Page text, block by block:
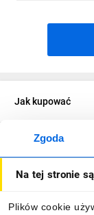
Zgoda
Na tej stronie
Plików cookie
Jak kupować
O firmie